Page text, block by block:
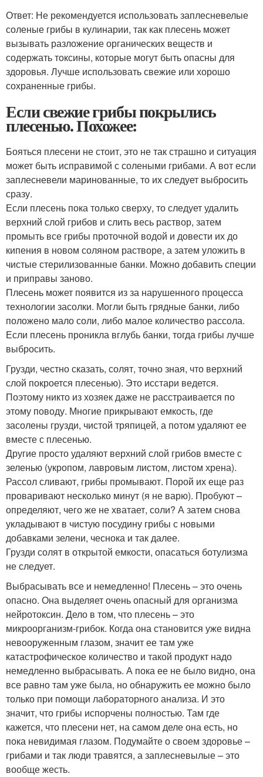
Ответ: Не рекомендуется использовать заплесневелые
соленые грибы в кулинарии, так как плесень может
вызывать разложение органических веществ и
содержать токсины, которые могут быть опасны для
здоровья. Лучше использовать свежие или хорошо
сохраненные грибы.
Если свежие грибы покрылись
плесенью. Похожее:
Бояться плесени не стоит, это не так страшно и ситуация
может быть исправимой с солеными грибами. А вот если
заплесневели маринованные, то их следует выбросить
сразу.
Если плесень пока только сверху, то следует удалить
верхний слой грибов и слить весь раствор, затем
промыть все грибы проточной водой и довести их до
кипения в новом соляном растворе, а затем уложить в
чистые стерилизованные банки. Можно добавить специи
и приправы заново.
Плесень может появится из за нарушенного процесса
технологии засолки. Могли быть грядные банки, либо
положено мало соли, либо малое количество рассола.
Если плесень проникла вглубь банки, тогда грибы лучше
выбросить.
Грузди, честно сказать, солят, точно зная, что верхний
слой покроется плесенью). Это исстари ведется.
Поэтому никто из хозяек даже не расстраивается по
этому поводу. Многие прикрывают емкость, где
засолены грузди, чистой тряпицей, а потом удаляют ее
вместе с плесенью.
Другие просто удаляют верхний слой грибов вместе с
зеленью (укропом, лавровым листом, листом хрена).
Рассол сливают, грибы промывают. Порой их еще раз
проваривают несколько минут (я не варю). Пробуют –
определяют, чего же не хватает, соли? А затем снова
укладывают в чистую посудину грибы с новыми
добавками зелени, чеснока и так далее.
Грузди солят в открытой емкости, опасаться ботулизма
не следует.
Выбрасывать все и немедленно! Плесень – это очень
опасно. Она выделяет очень опасный для организма
нейротоксин. Дело в том, что плесень – это
микроорганизм-грибок. Когда она становится уже видна
невооруженным глазом, значит ее там уже
катастрофическое количество и такой продукт надо
немедленно выбрасывать. А пока ее не было видно, она
все равно там уже была, но обнаружить ее можно было
только при помощи лабораторного анализа. И это
значит, что грибы испорчены полностью. Там где
кажется, что плесени нет, на самом деле она есть, но
пока невидимая глазом. Подумайте о своем здоровье –
грибами и так люди травятся, а заплесневылые – это
вообще жесть.